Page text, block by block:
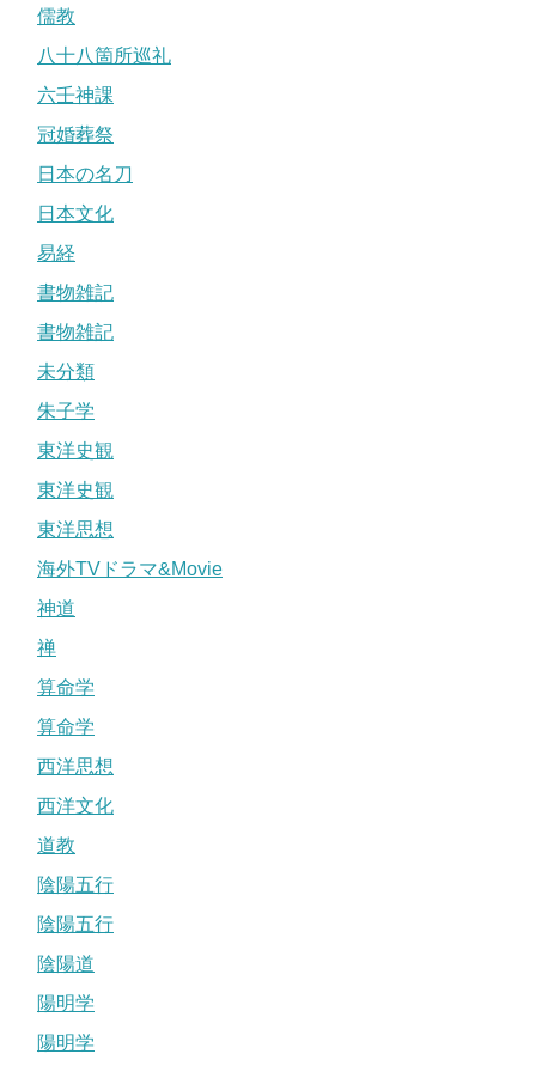
儒教
八十八箇所巡礼
六壬神課
冠婚葬祭
日本の名刀
日本文化
易経
書物雑記
書物雑記
未分類
朱子学
東洋史観
東洋史観
東洋思想
海外TVドラマ&Movie
神道
禅
算命学
算命学
西洋思想
西洋文化
道教
陰陽五行
陰陽五行
陰陽道
陽明学
陽明学